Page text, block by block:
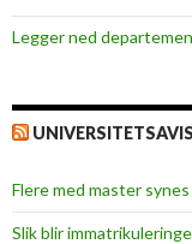
Legger ned
Flere med master
Slik blir